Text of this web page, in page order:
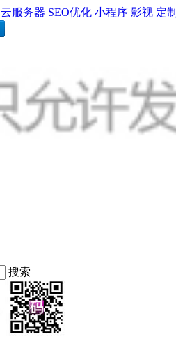
云服务器 SEO优化 小程序 影视 定
搜索